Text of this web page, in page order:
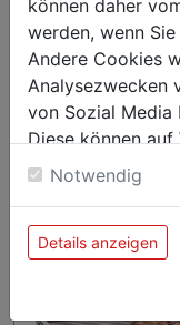
Schneller Aufbau,
Auftischgerät zum
können daher
werden, wenn
Andere Cookies
Analysezwecken
von Sozial Media
Diese können
sie unsere
Einwilligung zu
Notwendig
Details anzeigen